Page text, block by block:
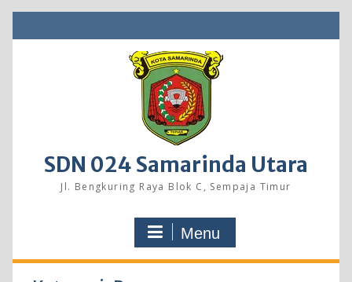
to
SDN 024 Samarinda Utara
Jl. Bengkuring Raya Blok C, Sempaja Timur
Menu